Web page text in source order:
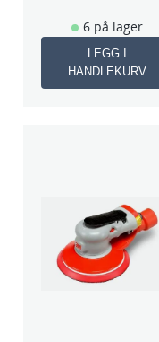
6 på lager
LEGG I
HANDLEKURV